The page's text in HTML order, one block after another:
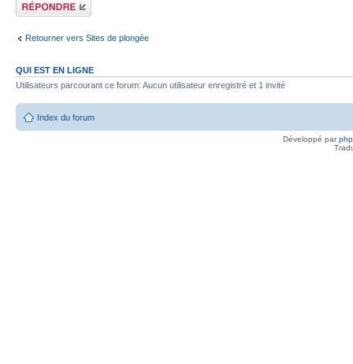
Retourner vers Sites de plongée
QUI EST EN LIGNE
Utilisateurs parcourant ce forum: Aucun utilisateur enregistré et 1 invité
Index du forum
Développé par